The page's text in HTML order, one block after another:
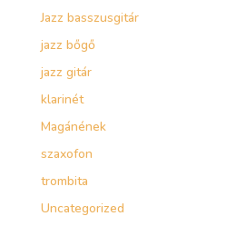
Jazz basszusgitár
jazz bőgő
jazz gitár
klarinét
Magánének
szaxofon
trombita
Uncategorized